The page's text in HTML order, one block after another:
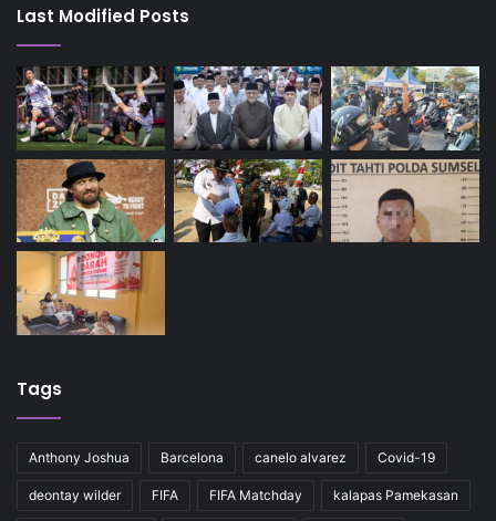
Last Modified Posts
Tags
Anthony Joshua Barcelona canelo alvarez Covid-19
deontay wilder FIFA FIFA Matchday kalapas Pamekasan